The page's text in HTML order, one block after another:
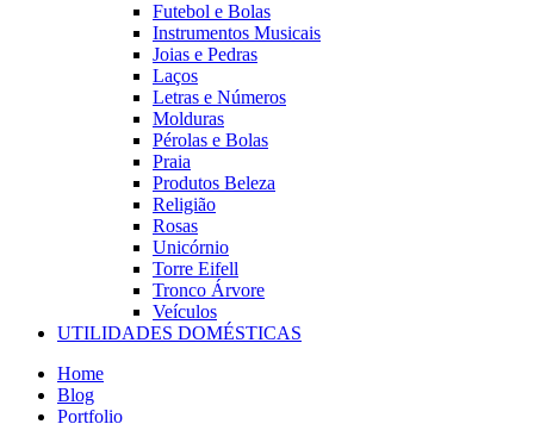
Futebol e Bolas
Instrumentos Musicais
Joias e Pedras
Laços
Letras e Números
Molduras
Pérolas e Bolas
Praia
Produtos Beleza
Religião
Rosas
Unicórnio
Torre Eifell
Tronco Árvore
Veículos
UTILIDADES DOMÉSTICAS
Home
Blog
Portfolio